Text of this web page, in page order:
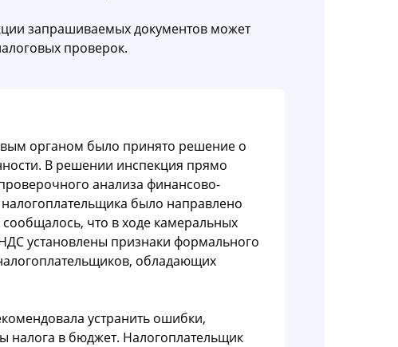
запрашиваемых документов может
проверок.
органом было принято решение о
В решении инспекция прямо
анализа финансово-
было направлено
что в ходе камеральных
установлены признаки формального
обладающих
устранить ошибки,
налога в бюджет. Налогоплательщик